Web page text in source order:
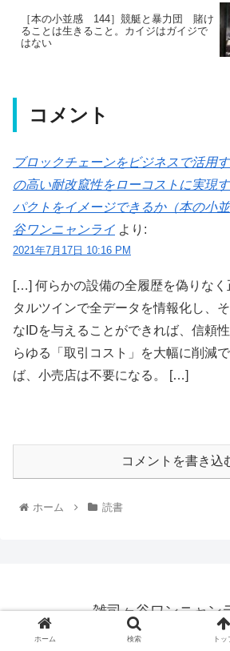
［本の小並感 144］競艇と暴力団 賭け
ることは生きること。カイジはガイジで
はない
コメント
ブロックチェーンをビジネスで活用
の高い耐改竄性をローコストに実現
パクトをイメージできるか（本の小
谷ワンニャンライ より:
2021年7月17日 10:16 PM
[…] 何らかの設備の全履歴を偽りな
タルツインで全データを情報化し、
なIDを与えることができれば、信頼
らゆる「取引コスト」を大幅に削減
ば、小売店は不要になる。 […]
コメントを書き込
ホーム 読書
雑司ヶ谷ワンニャン
© 2020 雑司ヶ谷ワンニャン
ホーム 検索 トッ